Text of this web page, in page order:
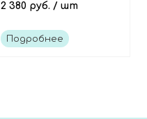
сыворотка с 16%
Azelaic Acid 16 BB
2 380 руб. / шт
Подробнее